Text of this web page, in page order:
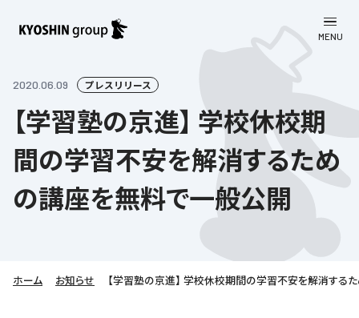
MENU
会社案内
会社案内
企業理念
事業一覧
学習塾
学習塾について
京進グループについて
お客さま満足度向上の取り組み
株主・投資家向け情報
採用情報
2020.06.09 プレスリリース
【学習塾の京進】 学校休校期
間の学習不安を解消するため
の講座を無料で一般公開
ホーム お知らせ 【学習塾の京進】 学校休校期間の学習不安を解消する